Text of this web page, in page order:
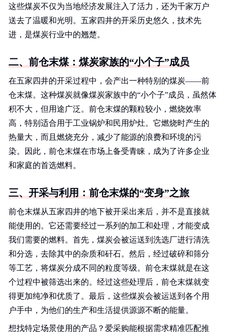
这些煤炭不仅为当地经济发展注入了活力，还为千家万户
送去了温暖和光明。五家四井的开采历史悠久，技术先
进，是煤炭行业中的翘楚。
二、前仓末煤：煤炭家族的“小个子”成员
在五家四井的开采过程中，会产出一种特别的煤炭——前
仓末煤。这种煤炭就像煤炭家族中的“小个子”成员，虽然体
积不大，但用途广泛。前仓末煤的颗粒较小，燃烧效率
高，特别适合用于工业锅炉和民用炉灶。它燃烧时产生的
热量大，而且燃烧充分，减少了能源的浪费和环境的污
染。因此，前仓末煤在市场上备受青睐，成为了许多企业
和家庭的首选燃料。
三、开采与利用：前仓末煤的“变身”之旅
前仓末煤从五家四井的地下被开采出来后，并不是直接就
能使用的。它还需要经过一系列的加工和处理，才能变成
我们需要的燃料。首先，煤炭会被运送到洗选厂进行清洗
和分选，去除其中的杂质和矸石。然后，经过破碎和筛分
等工艺，将煤炭分成不同的粒度等级。前仓末煤就是在这
个过程中被筛选出来的。经过这些处理后，前仓末煤就变
得更加纯净和优质了。最后，这些煤炭会被运送到各个用
户手中，为他们的生产和生活提供源源不断的能量。
想找特定场景使用的产品？爱采购能根据需求精准匹配推